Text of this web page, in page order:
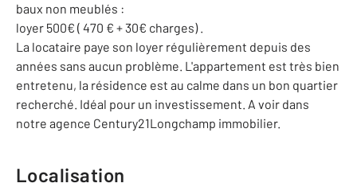
baux non meublés :
loyer 500€ ( 470 € + 30€ charges) .
La locataire paye son loyer régulièrement depuis des
années sans aucun problème. L'appartement est très bien
entretenu, la résidence est au calme dans un bon quartier
recherché. Idéal pour un investissement. A voir dans
notre agence Century21Longchamp immobilier.
Localisation